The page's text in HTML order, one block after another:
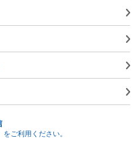
ご利用ください。